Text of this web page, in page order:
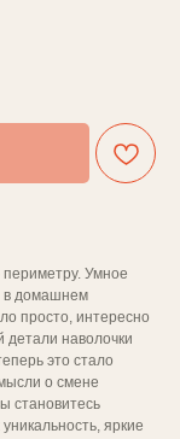
Умное
в домашнем
просто, интересно
наволочки
это стало
о смене
становитесь
яркие